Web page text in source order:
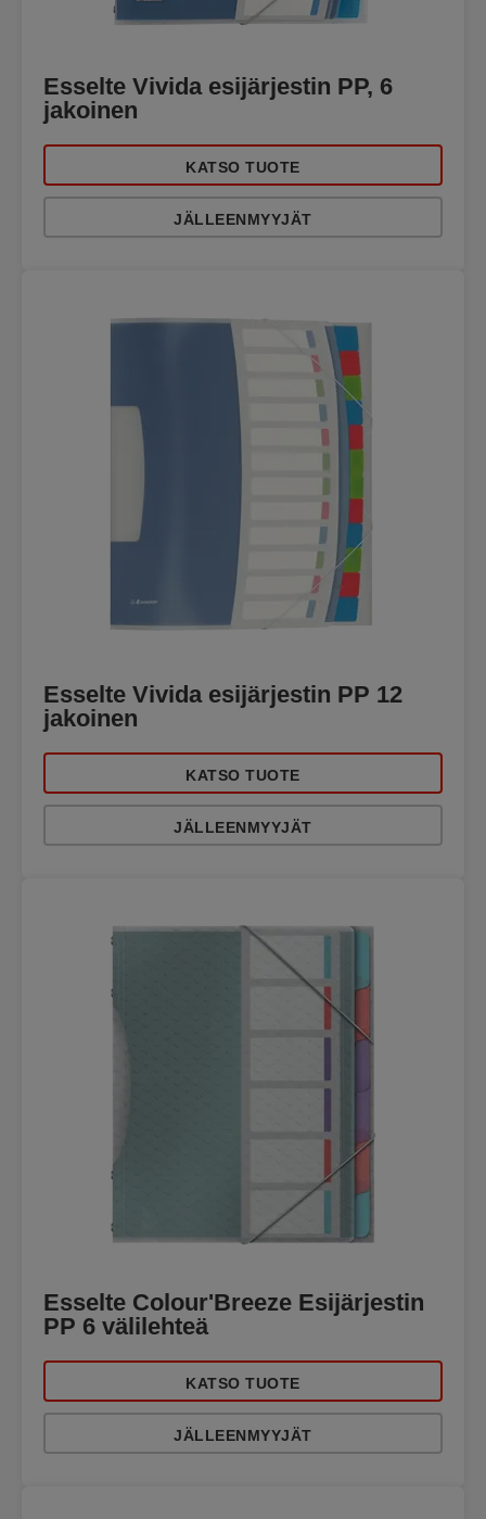
Esselte Vivida esijärjestin PP, 6
jakoinen
KATSO TUOTE
JÄLLEENMYYJÄT
Esselte Vivida esijärjestin PP 12
jakoinen
KATSO TUOTE
JÄLLEENMYYJÄT
Esselte Colour'Breeze Esijärjestin
PP 6 välilehteä
KATSO TUOTE
JÄLLEENMYYJÄT